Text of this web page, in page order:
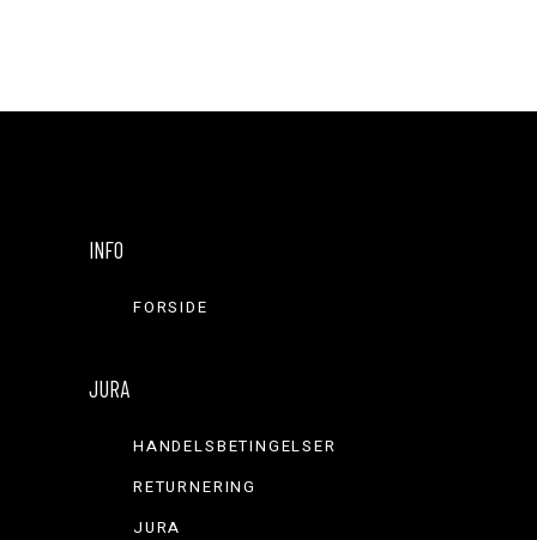
INFO
FORSIDE
JURA
HANDELSBETINGELSER
RETURNERING
JURA